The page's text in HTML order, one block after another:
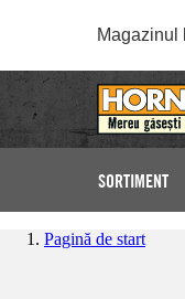
Magazinul
SORTIMENT
Pagină de start